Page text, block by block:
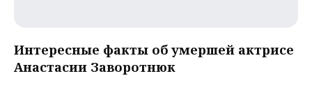
Интересные факты об умершей актрисе
Анастасии Заворотнюк